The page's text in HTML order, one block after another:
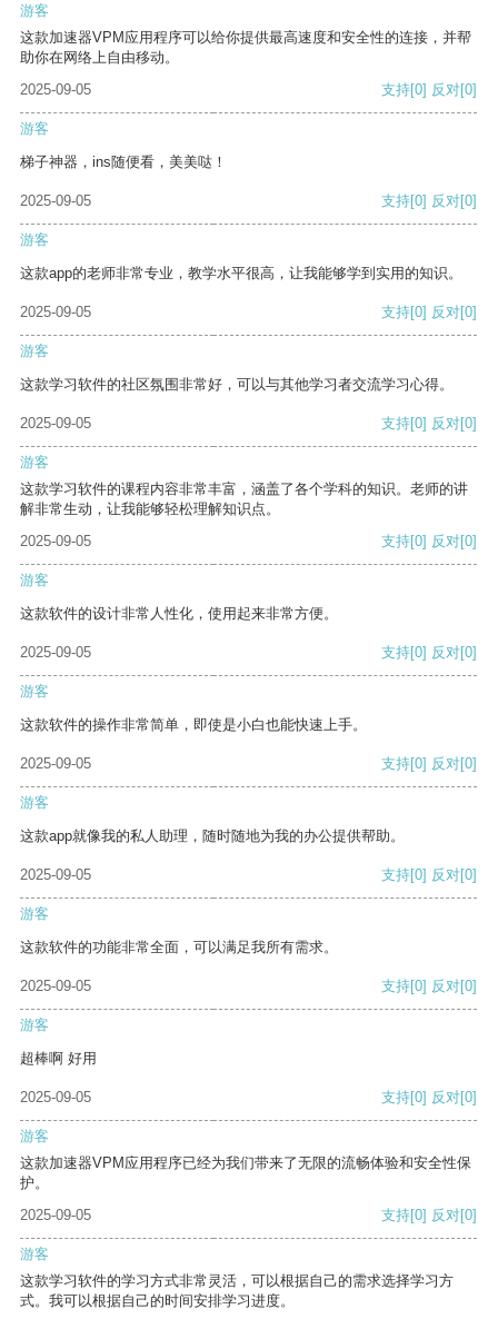
游客
这款加速器VPM应用程序可以给你提供最高速度和安全性的连接，并帮
助你在网络上自由移动。
2025-09-05
支持[0] 反对[0]
游客
梯子神器，ins随便看，美美哒！
2025-09-05 支持[0] 反对[0]
游客
这款app的老师非常专业，教学水平很高，让我能够学到实用的知识。
2025-09-05 支持[0] 反对[0]
游客
这款学习软件的社区氛围非常好，可以与其他学习者交流学习心得。
2025-09-05 支持[0] 反对[0]
游客
这款学习软件的课程内容非常丰富，涵盖了各个学科的知识。老师的讲
解非常生动，让我能够轻松理解知识点。
2025-09-05
支持[0] 反对[0]
游客
这款软件的设计非常人性化，使用起来非常方便。
2025-09-05 支持[0] 反对[0]
游客
这款软件的操作非常简单，即使是小白也能快速上手。
2025-09-05 支持[0] 反对[0]
游客
这款app就像我的私人助理，随时随地为我的办公提供帮助。
2025-09-05 支持[0] 反对[0]
游客
这款软件的功能非常全面，可以满足我所有需求。
2025-09-05 支持[0] 反对[0]
游客
超棒啊 好用
2025-09-05 支持[0] 反对[0]
游客
这款加速器VPM应用程序已经为我们带来了无限的流畅体验和安全性保
护。
2025-09-05
支持[0] 反对[0]
游客
这款学习软件的学习方式非常灵活，可以根据自己的需求选择学习方
式。我可以根据自己的时间安排学习进度。